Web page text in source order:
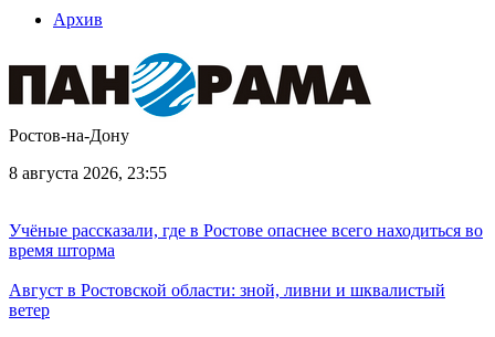
Архив
Ростов-на-Дону
8 августа 2026, 23:55
Учёные рассказали, где в Ростове опаснее всего находиться во
время шторма
Август в Ростовской области: зной, ливни и шквалистый
ветер